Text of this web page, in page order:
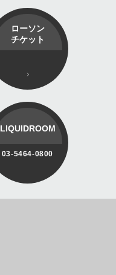
ローソン
チケット
LIQUIDROOM
03-5464-0800